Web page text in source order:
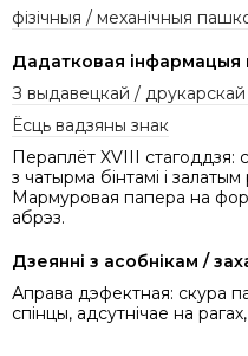
фізічныя / механічныя
Дадатковая інфармацыя
З выдавецкай /
Ёсць вадзяны знак
Пераплёт XVIII стагоддзя:
з чатырма бінтамi i
Мармуровая папера на
абрэз.
Дзеянні з асобнікам /
Аправа дэфектная: скура
спінцы, адсутнічае на рагах,